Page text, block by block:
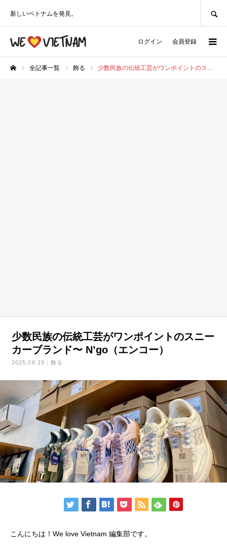
新しいベトナムを発見。
ログイン 会員登録
全記事一覧 飾る 少数民族の伝統工芸がワンポイントのスニーカーブランド〜 N’go（エンコー）
少数民族の伝統工芸がワンポイントのスニー
カーブランド〜 N’go（エンコー）
2025.08.19 飾る
こんにちは！We love Vietnam 編集部です。